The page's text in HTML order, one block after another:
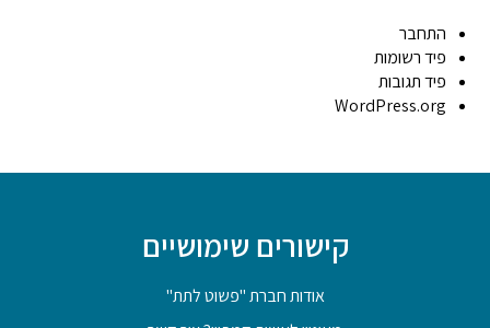
התחבר
פיד רשומות
פיד תגובות
WordPress.org
קישורים שימושיים
אודות חברת "פשוט לתת"